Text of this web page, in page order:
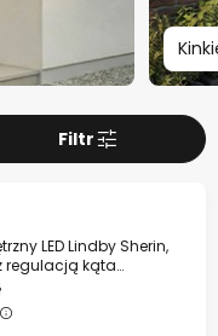
Filtr
LED Lindby Sherin,
regulacją kąta